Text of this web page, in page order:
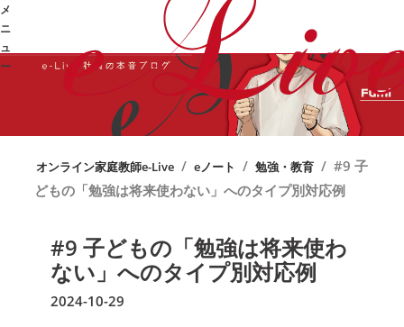
メ
ニ
ュ
ー
オンライン家庭教師e-Live / eノート / 勉強・教育 / #9 子
どもの「勉強は将来使わない」へのタイプ別対応例
#9 子どもの「勉強は将来使わ
ない」へのタイプ別対応例
2024-10-29